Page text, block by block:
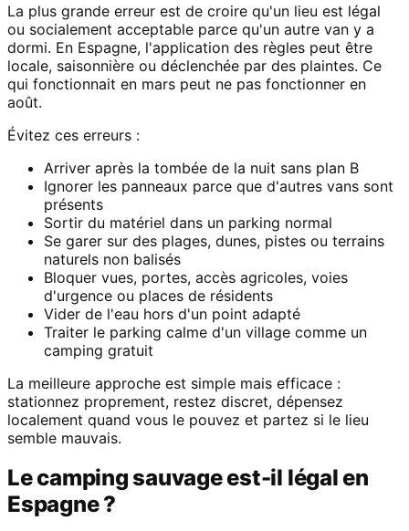
La plus grande erreur est de croire qu'un lieu est légal
ou socialement acceptable parce qu'un autre van y a
dormi. En Espagne, l'application des règles peut être
locale, saisonnière ou déclenchée par des plaintes. Ce
qui fonctionnait en mars peut ne pas fonctionner en
août.
Évitez ces erreurs :
Arriver après la tombée de la nuit sans plan B
Ignorer les panneaux parce que d'autres vans sont
présents
Sortir du matériel dans un parking normal
Se garer sur des plages, dunes, pistes ou terrains
naturels non balisés
Bloquer vues, portes, accès agricoles, voies
d'urgence ou places de résidents
Vider de l'eau hors d'un point adapté
Traiter le parking calme d'un village comme un
camping gratuit
La meilleure approche est simple mais efficace :
stationnez proprement, restez discret, dépensez
localement quand vous le pouvez et partez si le lieu
semble mauvais.
Le camping sauvage est-il légal en
Espagne ?